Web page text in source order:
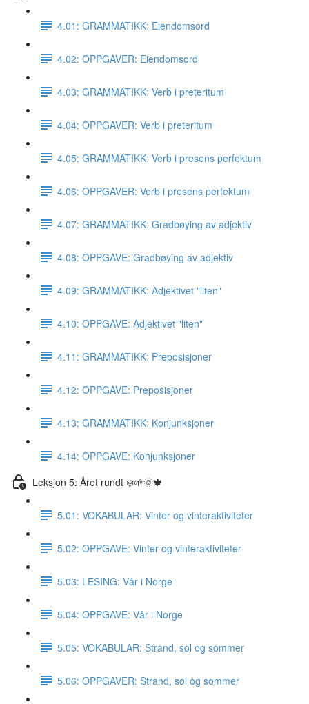
4.01: GRAMMATIKK: Eiendomsord
4.02: OPPGAVER: Eiendomsord
4.03: GRAMMATIKK: Verb i preteritum
4.04: OPPGAVER: Verb i preteritum
4.05: GRAMMATIKK: Verb i presens perfektum
4.06: OPPGAVER: Verb i presens perfektum
4.07: GRAMMATIKK: Gradbøying av adjektiv
4.08: OPPGAVE: Gradbøying av adjektiv
4.09: GRAMMATIKK: Adjektivet "liten"
4.10: OPPGAVE: Adjektivet "liten"
4.11: GRAMMATIKK: Preposisjoner
4.12: OPPGAVE: Preposisjoner
4.13: GRAMMATIKK: Konjunksjoner
4.14: OPPGAVE: Konjunksjoner
Leksjon 5: Året rundt ❄️🌱🌞🍁
5.01: VOKABULAR: Vinter og vinteraktiviteter
5.02: OPPGAVE: Vinter og vinteraktiviteter
5.03: LESING: Vår i Norge
5.04: OPPGAVE: Vår i Norge
5.05: VOKABULAR: Strand, sol og sommer
5.06: OPPGAVER: Strand, sol og sommer